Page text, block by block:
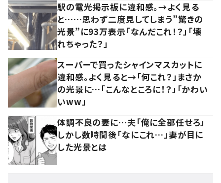
駅の電光掲示板に違和感。→よく見る
と……思わず二度見してしまう”驚きの
光景”に93万表示「なんだこれ！？」「壊
れちゃった？」
スーパーで買ったシャインマスカットに
違和感。よく見ると→「何これ？」まさか
の光景に…「こんなところに！？」「かわい
いww」
体調不良の妻に…夫「俺に全部任せろ」
しかし数時間後「なにこれ…」妻が目に
した光景とは